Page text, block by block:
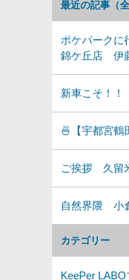
カテゴリー
KeePer
最近の記事（全
ポケパークに
錦ケ丘店 伊
新車こそ！
🍜【宇都宮鶴
ご挨拶 久
自然界隈 小